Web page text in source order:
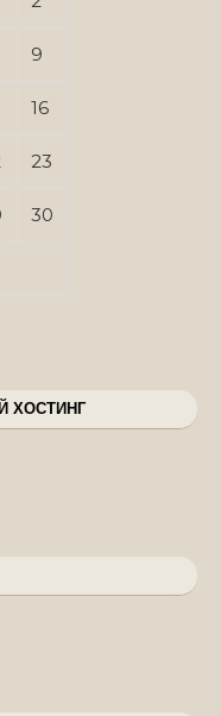
9
16
23
30
ХОСТИНГ